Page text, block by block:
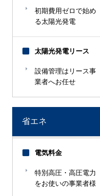
初期費用ゼロで始め
る太陽光発電
太陽光発電リース
設備管理はリース事
業者へお任せ
省エネ
電気料金
特別高圧・高圧電力
をお使いの事業者様